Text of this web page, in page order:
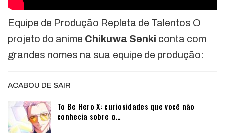
Equipe de Produção Repleta de Talentos O
projeto do anime Chikuwa Senki conta com
grandes nomes na sua equipe de produção:
ACABOU DE SAIR
To Be Hero X: curiosidades que você não
conhecia sobre o…